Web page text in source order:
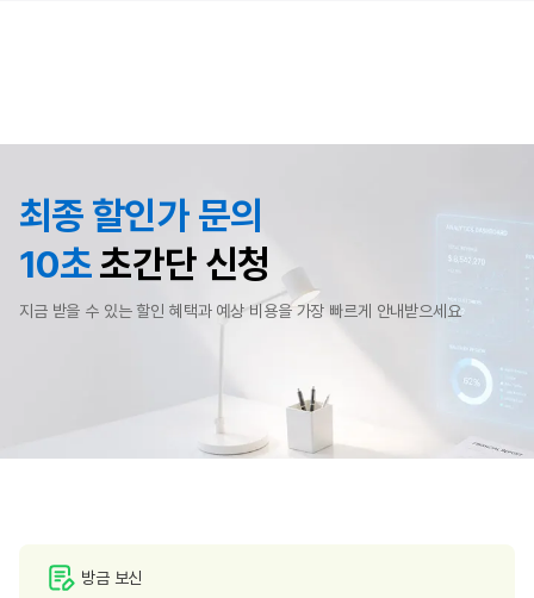
최종 할인가 문의
10초초간단 신청
지금 받을 수 있는 할인 혜택과 예상 비용을 가장 빠르게 안내받으세요
방금 보신